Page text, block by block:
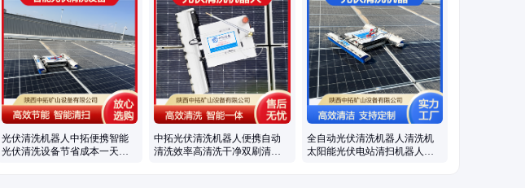
光伏清洗机器人中拓便携智能
光伏清洗设备节省成本一天清
中拓光伏清洗机器人便携自动
清洗效率高清洗干净双刷清洗
全自动光伏清洗机器人清洗机
太阳能光伏电站清扫机器人便